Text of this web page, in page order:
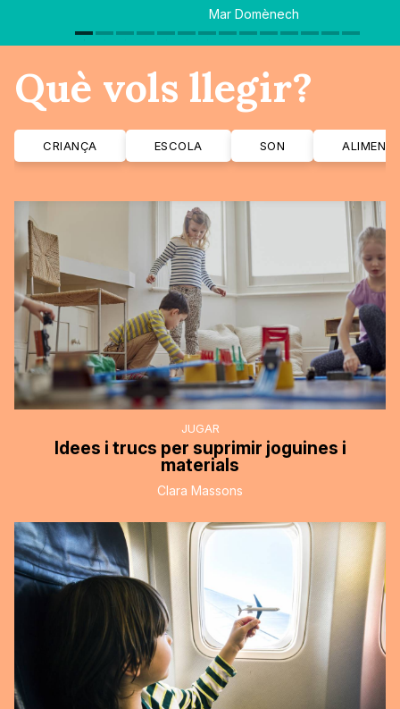
Mar Domènech
Què vols llegir?
CRIANÇA ESCOLA SON
JUGAR
Idees i trucs per suprimir joguines i
materials
Clara Massons